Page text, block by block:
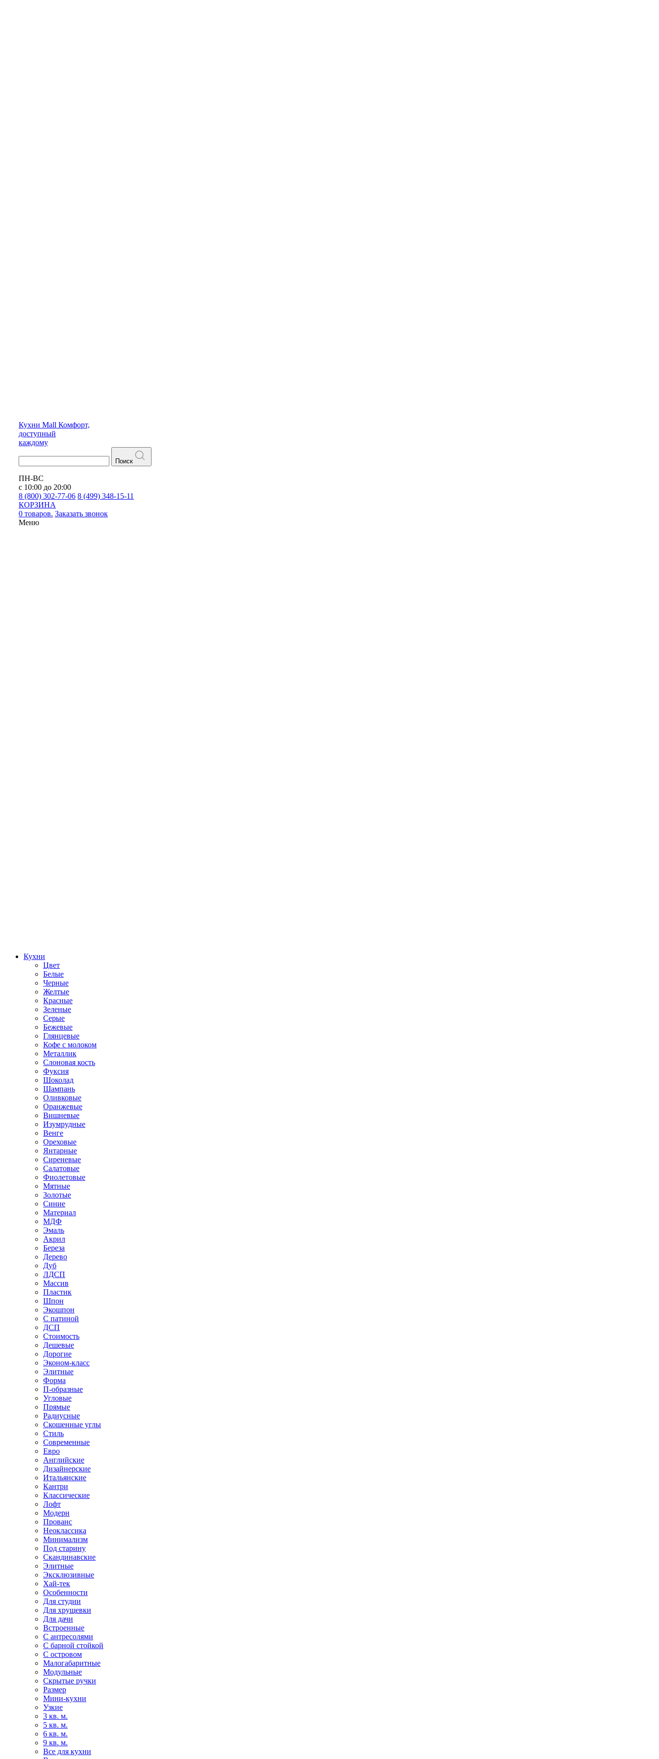
Кухни Mall Комфорт,
доступный
каждому
Поиск
ПН-ВС
с 10:00 до 20:00
8 (800) 302-77-06 8 (499) 348-15-11
КОРЗИНА
0 товаров. Заказать звонок
Меню
Кухни
Цвет
Белые
Черные
Желтые
Красные
Зеленые
Серые
Бежевые
Глянцевые
Кофе с молоком
Металлик
Слоновая кость
Фуксия
Шоколад
Шампань
Оливковые
Оранжевые
Вишневые
Изумрудные
Венге
Ореховые
Янтарные
Сиреневые
Салатовые
Фиолетовые
Мятные
Золотые
Синие
Материал
МДФ
Эмаль
Акрил
Береза
Дерево
Дуб
ЛДСП
Массив
Пластик
Шпон
Экошпон
С патиной
ДСП
Стоимость
Дешевые
Дорогие
Эконом-класс
Элитные
Форма
П-образные
Угловые
Прямые
Радиусные
Скошенные углы
Стиль
Современные
Евро
Английские
Дизайнерские
Итальянские
Кантри
Классические
Лофт
Модерн
Прованс
Неоклассика
Минимализм
Под старину
Скандинавские
Элитные
Эксклюзивные
Хай-тек
Особенности
Для студии
Для хрущевки
Для дачи
Встроенные
С антресолями
С барной стойкой
С островом
Малогабаритные
Модульные
Скрытые ручки
Размер
Мини-кухни
Узкие
3 кв. м.
5 кв. м.
6 кв. м.
9 кв. м.
Все для кухни